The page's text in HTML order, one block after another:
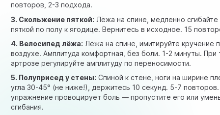
повторов, 2-3 подхода.
3. Скольжение пяткой: Лёжа на спине, медленно сгибайте
пяткой по полу к ягодице. Вернитесь в исходное. 15
4. Велосипед лёжа: Лёжа на спине, имитируйте кручение
воздухе. Амплитуда комфортная, без боли. 1-2 минуты.
артрозе регулируйте амплитуду по переносимости.
5. Полуприсед у стены: Спиной к стене, ноги на ширине
угла 30-45° (не ниже!), держитесь 10 секунд. 5-7
упражнение провоцирует боль — пропустите его или
сгибания.